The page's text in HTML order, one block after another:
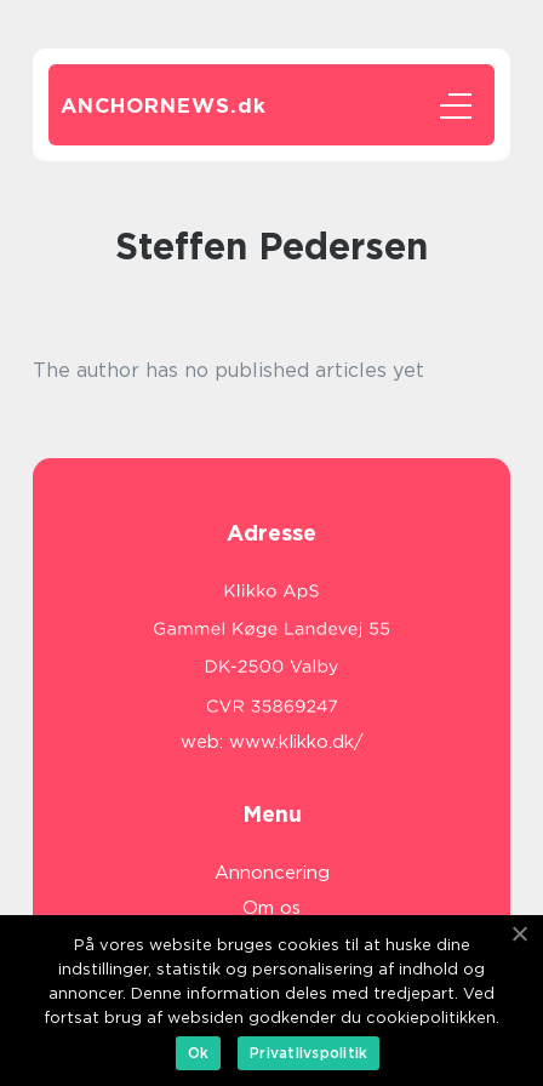
ANCHORNEWS.dk
Steffen Pedersen
The author has no published articles yet
Adresse
web: www.klikko.dk/
Menu
Annoncering
Om os
Cookies
Kontakt os
Sitemap
På vores website bruges cookies til at huske dine
indstillinger, statistik og personalisering af indhold og
annoncer. Denne information deles med tredjepart. Ved
fortsat brug af websiden godkender du cookiepolitikken.
Ok
Privatlivspolitik